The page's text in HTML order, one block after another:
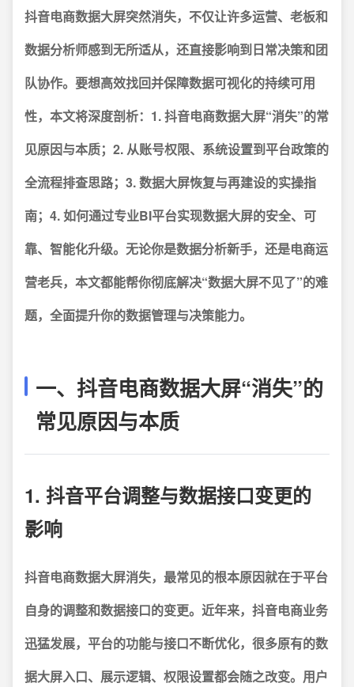
抖音电商数据大屏突然消失，不仅让许多运营、老板和
数据分析师感到无所适从，还直接影响到日常决策和团
队协作。要想高效找回并保障数据可视化的持续可用
性，本文将深度剖析：1.抖音电商数据大屏“消失”的常
见原因与本质；2. 从账号权限、系统设置到平台政策的
全流程排查思路；3.数据大屏恢复与再建设的实操指
南；4.如何通过专业BI平台实现数据大屏的安全、可
靠、智能化升级。无论你是数据分析新手，还是电商运
营老兵，本文都能帮你彻底解决“数据大屏不见了”的难
题，全面提升你的数据管理与决策能力。
一、抖音电商数据大屏“消失”的
常见原因与本质
1. 抖音平台调整与数据接口变更的
影响
抖音电商数据大屏消失，最常见的根本原因就在于平台
自身的调整和数据接口的变更。 近年来，抖音电商业务
迅猛发展，平台的功能与接口不断优化，很多原有的数
据大屏入口、展示逻辑、权限设置都会随之改变。用户